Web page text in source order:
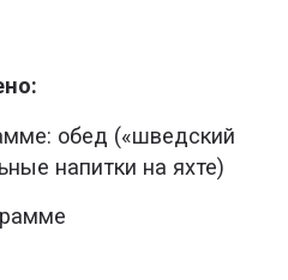
обед («шведский
напитки на яхте)